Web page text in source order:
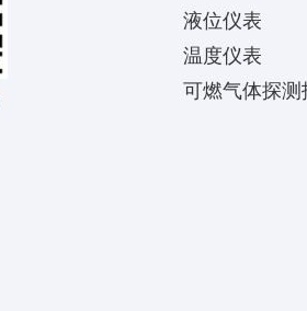
液位仪表
温度仪表
可燃气体探测